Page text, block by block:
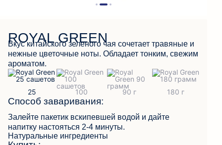
ROYAL GREEN
Вкус китайского зеленого чая сочетает травяные и
нежные цветочные ноты. Обладает тонким, свежим
ароматом.
Способ заваривания:
Залейте пакетик вскипевшей водой и дайте
напитку настояться 2-4 минуты.
Натуральные ингредиенты
ОБРАТНАЯ СВЯЗЬ